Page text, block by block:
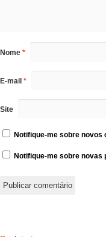
Nome *
E-mail *
Site
Notifique-me sobre novos
Notifique-me sobre novas